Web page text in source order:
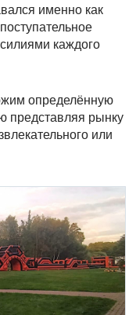
именно как
каждого
определённую
представляя рынку
или